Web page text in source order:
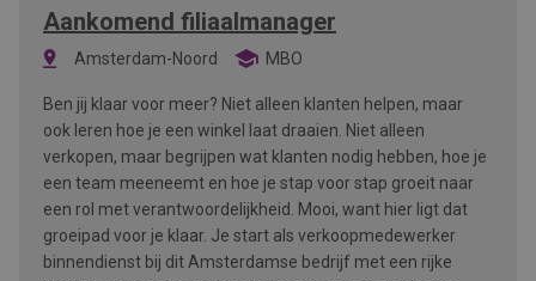
Aankomend filiaalmanager
Amsterdam-Noord MBO
Ben jij klaar voor meer? Niet alleen klanten helpen, maar
ook leren hoe je een winkel laat draaien. Niet alleen
verkopen, maar begrijpen wat klanten nodig hebben, hoe je
een team meeneemt en hoe je stap voor stap groeit naar
een rol met verantwoordelijkheid. Mooi, want hier ligt dat
groeipad voor je klaar. Je start als verkoopmedewerker
binnendienst bij dit Amsterdamse bedrijf met een rijke